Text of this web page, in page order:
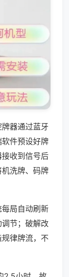
器通过蓝牙
件预设好牌
收到信号后
洗牌、码牌
局自动刷新
节；破解改
律牌流，不